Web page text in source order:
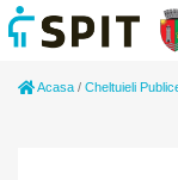
Acasa / Cheltuieli